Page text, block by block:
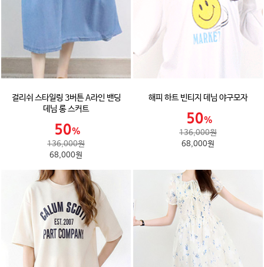
걸리쉬 스타일링 3버튼 A라인 밴딩
데님 롱 스커트
136,000원
68,000원
해피 하트 빈티지 데님 야구모자
136,000원
68,000원